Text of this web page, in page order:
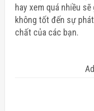
hay xem quá nhiều
không tốt đến sự
chất của các bạn.